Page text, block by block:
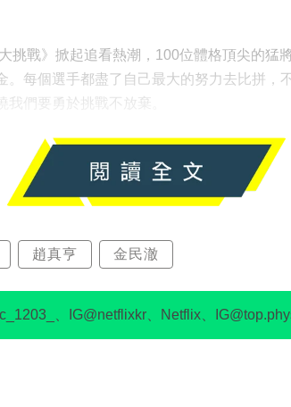
挑戰》掀起追看熱潮，100位體格頂尖的猛
。每個選手都盡了自己最大的努力去比拼，
們要勇於挑戰不放棄。
趙真亨 金民澈
、IG@netflixkr、Netflix、